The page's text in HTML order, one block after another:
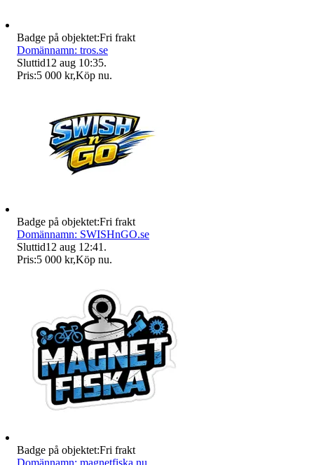
Badge på objektet:Fri frakt
Domännamn: tros.se
Sluttid12 aug 10:35.
Pris:5 000 kr,Köp nu.
Badge på objektet:Fri frakt
Domännamn: SWISHnGO.se
Sluttid12 aug 12:41 .
Pris:5 000 kr,Köp nu.
Badge på objektet:Fri frakt